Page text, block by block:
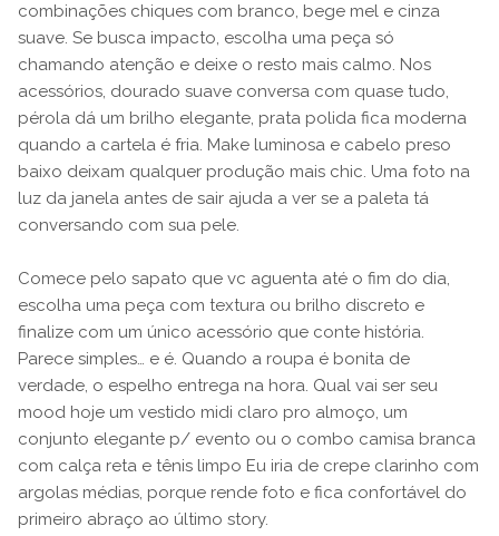
combinações chiques com branco, bege mel e cinza
suave. Se busca impacto, escolha uma peça só
chamando atenção e deixe o resto mais calmo. Nos
acessórios, dourado suave conversa com quase tudo,
pérola dá um brilho elegante, prata polida fica moderna
quando a cartela é fria. Make luminosa e cabelo preso
baixo deixam qualquer produção mais chic. Uma foto na
luz da janela antes de sair ajuda a ver se a paleta tá
conversando com sua pele.
Comece pelo sapato que vc aguenta até o fim do dia,
escolha uma peça com textura ou brilho discreto e
finalize com um único acessório que conte história.
Parece simples… e é. Quando a roupa é bonita de
verdade, o espelho entrega na hora. Qual vai ser seu
mood hoje um vestido midi claro pro almoço, um
conjunto elegante p/ evento ou o combo camisa branca
com calça reta e tênis limpo Eu iria de crepe clarinho com
argolas médias, porque rende foto e fica confortável do
primeiro abraço ao último story.